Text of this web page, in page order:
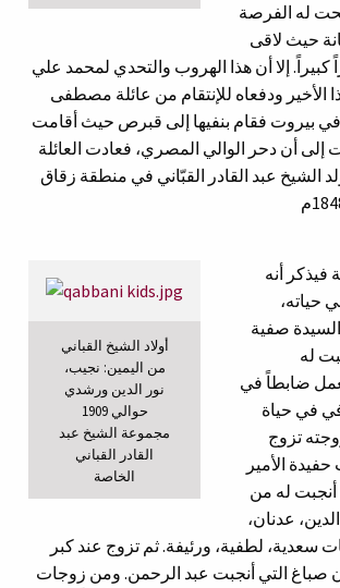
له الفرصة
حيث لاقى
كبيراً. إلا أن هذا الهروب والتحدي لمحمد علي
الأخير ودفعاه للإنتقام من عائلة مصطفى
في بيروت فقام بنفيها إلى قبرص حيث أقامت
أن دحر الوالي المصري، فعادت العائلة
الشيخ عبد القادر القبّاني في منطقة زقاق
أولاد الشيخ القباني
من اليمين: نجيب،
نور الدين ورشدي
حوالي 1909
مجموعة الشيخ عبد
القادر القباني
الخاصة
فيذكر أنه
حياته،
صفية
له
ضابطاً في
في حياة
تزوج
الأمير
له من
عدنان،
سعدية، لطفية، ورئيفة. ثم تزوج عند كبر
صباغ التي أنجبت عبد الرحمن. ومن زوجات